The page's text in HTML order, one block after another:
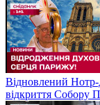
Відновлений
відкриття Собору